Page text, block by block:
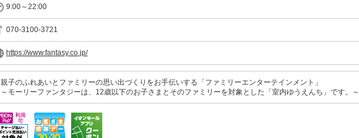
9:00～22:00
070-3100-3721
https://www.fantasy.co.jp/
親子のふれあいとファミリーの思い出づくりをお手伝いする「ファミリーエンターテインメント」
～モーリーファンタジーは、12歳以下のお子さまとそのファミリーを対象とした「室内ゆうえんち」です。～